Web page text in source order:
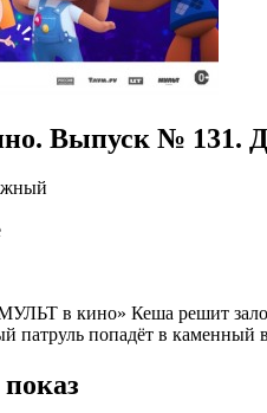
Выпуск № 131.
в кино» Кеша решит
патруль попадёт в